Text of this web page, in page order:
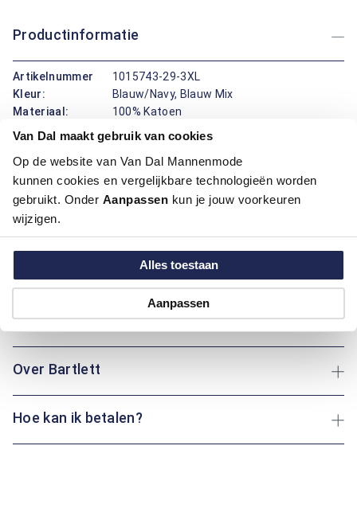
Van Dal maakt gebruik van cookies
Op de website van Van Dal Mannenmode
kunnen cookies en vergelijkbare technologieën worden
gebruikt. Onder Aanpassen kun je jouw voorkeuren
wijzigen.
Alles toestaan
Aanpassen
Productinformatie
Artikelnummer
1015743-29-3XL
Kleur:
Blauw/Navy, Blauw Mix
Materiaal:
100% Katoen
Pasvorm:
Regular Fit
Dit overhemd van Bartlett biedt een comfortabele regular fit
pasvorm, perfect voor dagelijks gebruik. De button-down
boord voegt een klassieke uitstraling toe, terwijl het katoen
maakt of geniet van een rustige dag thuis: dit kledingstuk
biedt altijd het juiste comfort.
Maatinformatie
Over Bartlett
Hoe kan ik betalen?